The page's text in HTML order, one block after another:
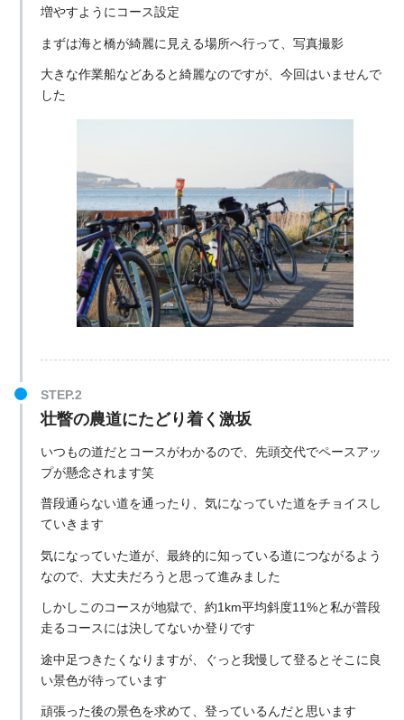
増やすようにコース設定
まずは海と橋が綺麗に見える場所へ行って、写真撮影
大きな作業船などあると綺麗なのですが、今回はいませんで
した
壮瞥の農道にたどり着く激坂
いつもの道だとコースがわかるので、先頭交代でペースアッ
プが懸念されます笑
普段通らない道を通ったり、気になっていた道をチョイスし
ていきます
気になっていた道が、最終的に知っている道につながるよう
なので、大丈夫だろうと思って進みました
しかしこのコースが地獄で、約1km平均斜度11%と私が普段
走るコースには決してないか登りです
途中足つきたくなりますが、ぐっと我慢して登るとそこに良
い景色が待っています
頑張った後の景色を求めて、登っているんだと思います